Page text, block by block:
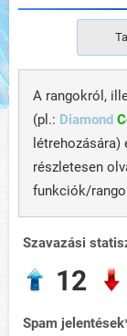
A rangokról,
(pl.: Diamond
létrehozására)
részletesen
funkciók/
Szavazási
12
Spam